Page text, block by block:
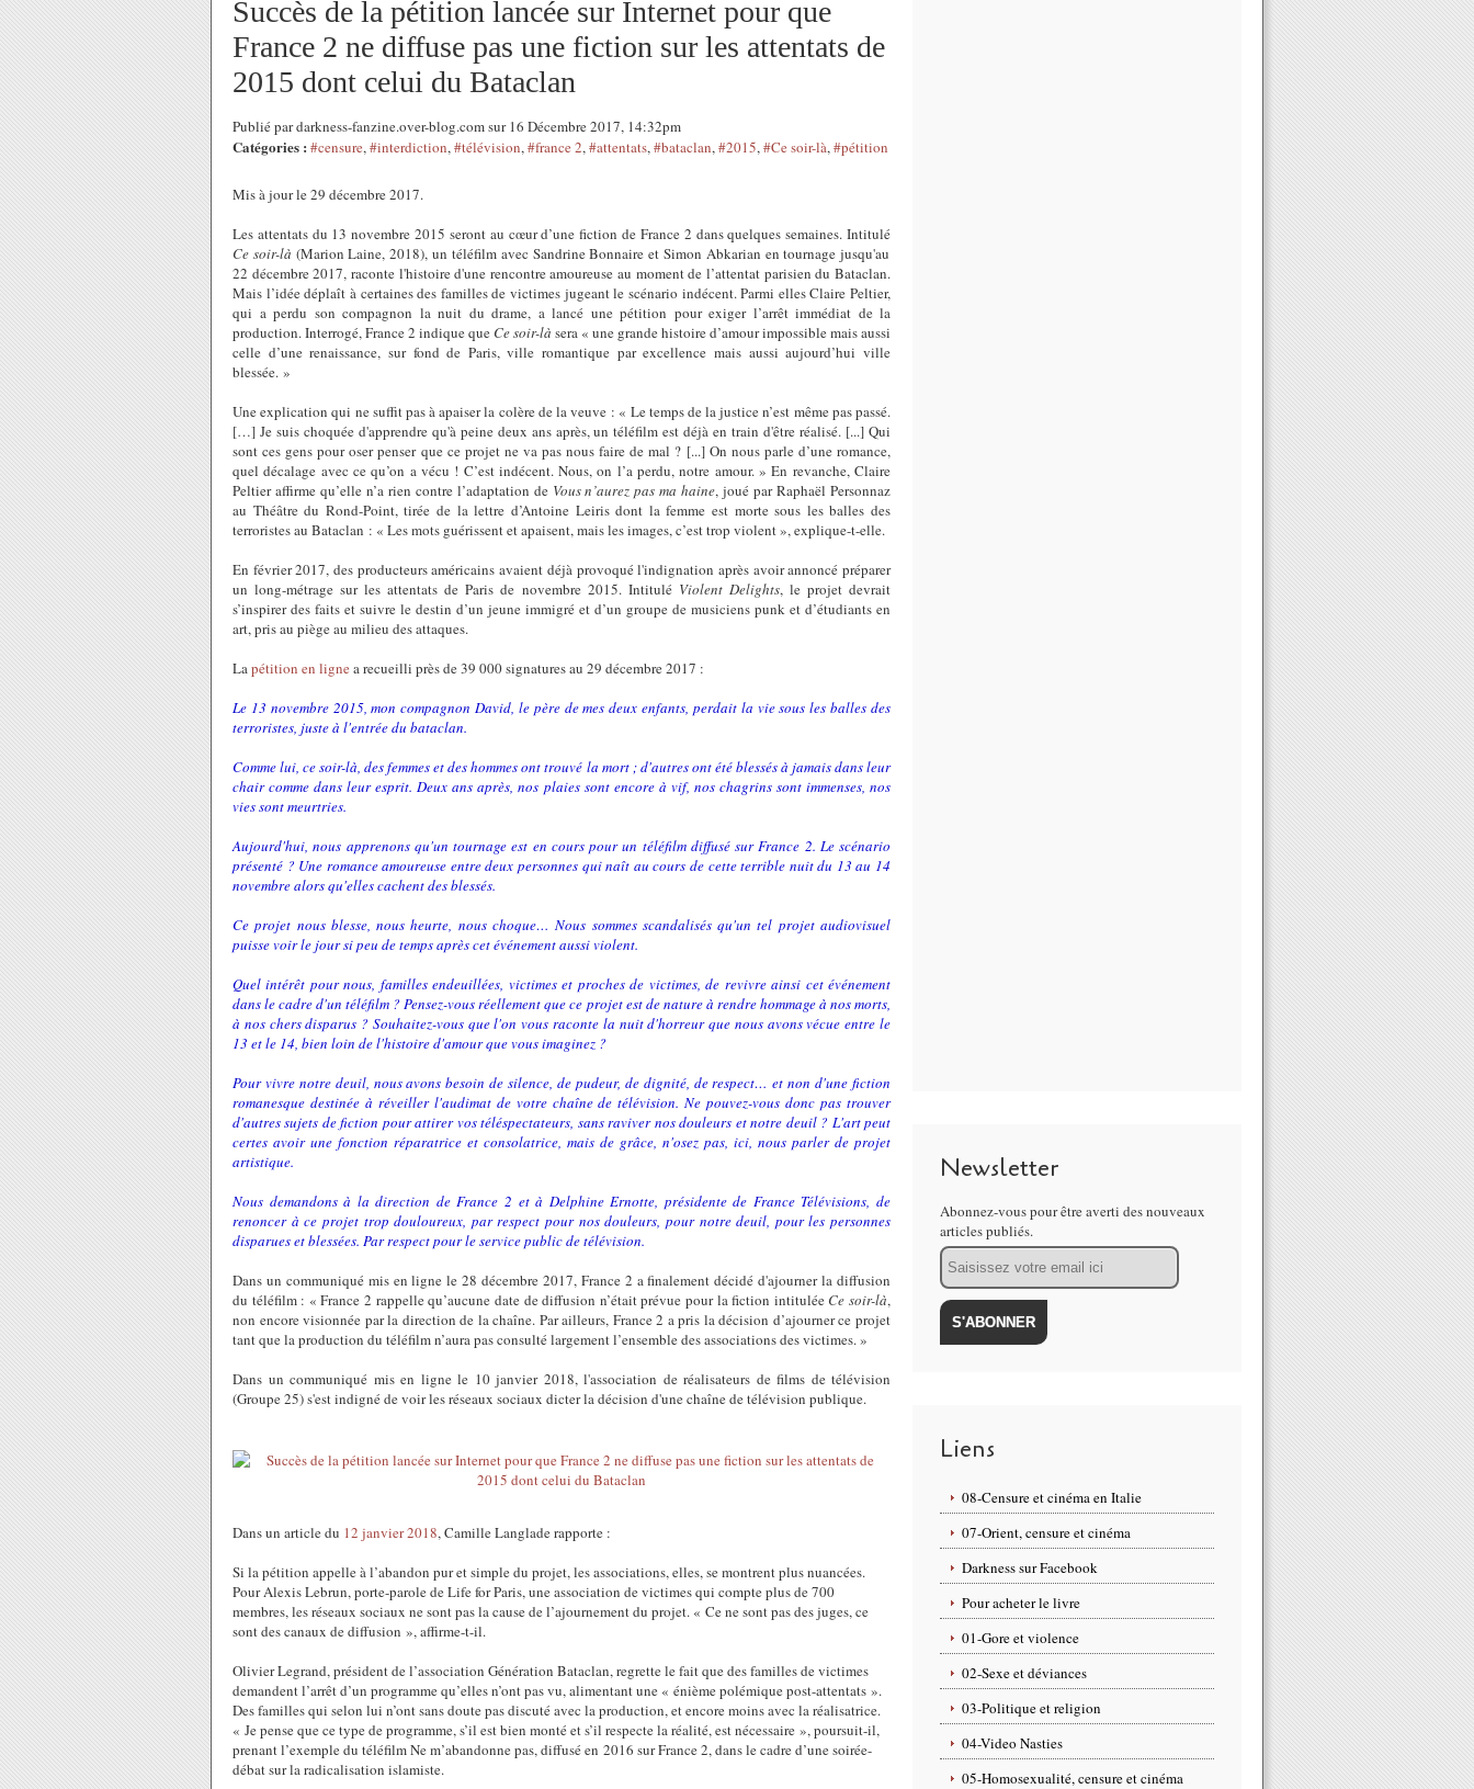
Succès de la pétition lancée sur Internet pour que
France 2 ne diffuse pas une fiction sur les attentats de
2015 dont celui du Bataclan
Publié par darkness-fanzine.over-blog.com sur 16 Décembre 2017, 14:32pm
Catégories : #censure,#interdiction,#télévision,#france 2,#attentats,#bataclan,#2015,#Ce soir-là,#pétition
Mis à jour le 29 décembre 2017.
Les attentats du 13 novembre 2015 seront au cœur d’une fiction de France 2 dans quelques semaines. Intitulé
Ce soir-là (Marion Laine, 2018), un téléfilm avec Sandrine Bonnaire et Simon Abkarian en tournage jusqu'au
22 décembre 2017, raconte l'histoire d'une rencontre amoureuse au moment de l’attentat parisien du Bataclan.
Mais l’idée déplaît à certaines des familles de victimes jugeant le scénario indécent. Parmi elles Claire Peltier,
qui a perdu son compagnon la nuit du drame, a lancé une pétition pour exiger l’arrêt immédiat de la
production. Interrogé, France 2 indique que Ce soir-là sera « une grande histoire d’amour impossible mais aussi
celle d’une renaissance, sur fond de Paris, ville romantique par excellence mais aussi aujourd’hui ville
blessée. »
Une explication qui ne suffit pas à apaiser la colère de la veuve : « Le temps de la justice n’est même pas passé.
[…] Je suis choquée d'apprendre qu'à peine deux ans après, un téléfilm est déjà en train d'être réalisé. [...] Qui
sont ces gens pour oser penser que ce projet ne va pas nous faire de mal ? [...] On nous parle d’une romance,
quel décalage avec ce qu’on a vécu ! C’est indécent. Nous, on l’a perdu, notre amour. » En revanche, Claire
Peltier affirme qu’elle n’a rien contre l’adaptation de Vous n’aurez pas ma haine, joué par Raphaël Personnaz
au Théâtre du Rond-Point, tirée de la lettre d’Antoine Leiris dont la femme est morte sous les balles des
terroristes au Bataclan : « Les mots guérissent et apaisent, mais les images, c’est trop violent », explique-t-elle.
En février 2017, des producteurs américains avaient déjà provoqué l'indignation après avoir annoncé préparer
un long-métrage sur les attentats de Paris de novembre 2015. IntituléViolent Delights, le projet devrait
s’inspirer des faits et suivre le destin d’un jeune immigré et d’un groupe de musiciens punk et d’étudiants en
art, pris au piège au milieu des attaques.
Lapétition en lignea recueilli près de 39 000 signatures au 29 décembre 2017 :
Le 13 novembre 2015, mon compagnon David, le père de mes deux enfants, perdait la vie sous les balles des
terroristes, juste à l'entrée du bataclan.
Comme lui, ce soir-là, des femmes et des hommes ont trouvé la mort ; d'autres ont été blessés à jamais dans leur
chair comme dans leur esprit. Deux ans après, nos plaies sont encore à vif, nos chagrins sont immenses, nos
vies sont meurtries.
Aujourd'hui, nous apprenons qu'un tournage est en cours pour un téléfilm diffusé sur France 2. Le scénario
présenté ? Une romance amoureuse entre deux personnes qui naît au cours de cette terrible nuit du 13 au 14
novembre alors qu'elles cachent des blessés.
Ce projet nous blesse, nous heurte, nous choque… Nous sommes scandalisés qu'un tel projet audiovisuel
puisse voir le jour si peu de temps après cet événement aussi violent.
Quel intérêt pour nous, familles endeuillées, victimes et proches de victimes, de revivre ainsi cet événement
dans le cadre d'un téléfilm ? Pensez-vous réellement que ce projet est de nature à rendre hommage à nos morts,
à nos chers disparus ? Souhaitez-vous que l'on vous raconte la nuit d'horreur que nous avons vécue entre le
13 et le 14, bien loin de l'histoire d'amour que vous imaginez ?
Pour vivre notre deuil, nous avons besoin de silence, de pudeur, de dignité, de respect… et non d'une fiction
romanesque destinée à réveiller l'audimat de votre chaîne de télévision. Ne pouvez-vous donc pas trouver
d'autres sujets de fiction pour attirer vos téléspectateurs, sans raviver nos douleurs et notre deuil ? L'art peut
certes avoir une fonction réparatrice et consolatrice, mais de grâce, n'osez pas, ici, nous parler de projet
artistique.
Nous demandons à la direction de France 2 et à Delphine Ernotte, présidente de France Télévisions, de
renoncer à ce projet trop douloureux, par respect pour nos douleurs, pour notre deuil, pour les personnes
disparues et blessées. Par respect pour le service public de télévision.
Dans un communiqué mis en ligne le 28 décembre 2017, France 2 a finalement décidé d'ajourner la diffusion
du téléfilm : « France 2 rappelle qu’aucune date de diffusion n’était prévue pour la fiction intitulée Ce soir-là,
non encore visionnée par la direction de la chaîne. Par ailleurs, France 2 a pris la décision d’ajourner ce projet
tant que la production du téléfilm n’aura pas consulté largement l’ensemble des associations des victimes. »
Dans un communiqué mis en ligne le 10 janvier 2018, l'association de réalisateurs de films de télévision
(Groupe 25) s'est indigné de voir les réseaux sociaux dicter la décision d'une chaîne de télévision publique.
Dans un article du 12 janvier 2018, Camille Langlade rapporte :
Si la pétition appelle à l’abandon pur et simple du projet, les associations, elles, se montrent plus nuancées.
Pour Alexis Lebrun, porte-parole de Life for Paris, une association de victimes qui compte plus de 700
membres, les réseaux sociaux ne sont pas la cause de l’ajournement du projet. « Ce ne sont pas des juges, ce
sont des canaux de diffusion », affirme-t-il.
Olivier Legrand, président de l’association Génération Bataclan, regrette le fait que des familles de victimes
demandent l’arrêt d’un programme qu’elles n’ont pas vu, alimentant une « énième polémique post-attentats ».
Des familles qui selon lui n’ont sans doute pas discuté avec la production, et encore moins avec la réalisatrice.
« Je pense que ce type de programme, s’il est bien monté et s’il respecte la réalité, est nécessaire », poursuit-il,
prenant l’exemple du téléfilm Ne m’abandonne pas, diffusé en 2016 sur France 2, dans le cadre d’une soirée-
débat sur la radicalisation islamiste.
Newsletter
Abonnez-vous pour être averti des nouveaux
articles publiés.
Email
Liens
08-Censure et cinéma en Italie
07-Orient, censure et cinéma
Darkness sur Facebook
Pour acheter le livre
01-Gore et violence
02-Sexe et déviances
03-Politique et religion
04-Video Nasties
05-Homosexualité, censure et cinéma